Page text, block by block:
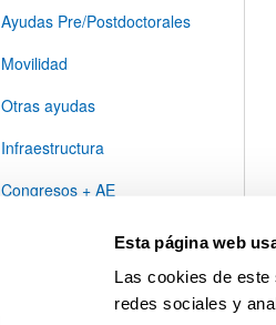
Esta página web
Las cookies de
redes sociales y
Ayudas Pre/Postdoctorales
Movilidad
Otras ayudas
Infraestructura
Congresos + AE
Grupos de investigación